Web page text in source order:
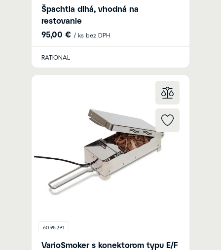
Špachtla dlhá, vhodná na
restovanie
95,00 € / ks bez DPH
RATIONAL
60.75.371
VarioSmoker s konektorom typu E/F